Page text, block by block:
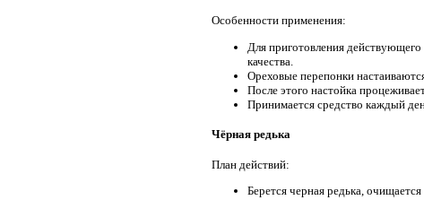
Особенности применения:
Для приготовления
качества.
Ореховые перепонки
После этого настойка
Принимается средство каждый
Чёрная редька
План действий:
Берется черная редька,